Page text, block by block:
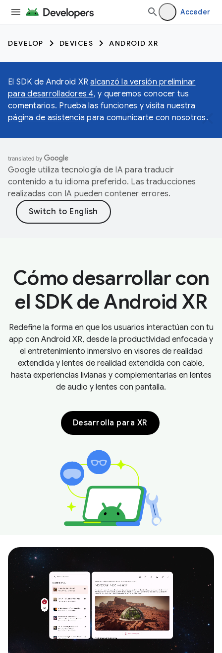
Acceder
DEVELOP DEVICES ANDROID XR
El SDK de Android XRalcanzó la versión preliminar
para desarrolladores 4, y queremos conocer tus
comentarios. Prueba las funciones y visita nuestra
página de asistencia para comunicarte con nosotros.
Google utiliza tecnología de IA para traducir
contenido a tu idioma preferido. Las traducciones
realizadas con IA pueden contener errores.
Cómo desarrollar con
el SDK de Android XR
Redefine la forma en que los usuarios interactúan con tu
app con Android XR, desde la productividad enfocada y
el entretenimiento inmersivo en visores de realidad
extendida y lentes de realidad extendida con cable,
hasta experiencias livianas y complementarias en lentes
de audio y lentes con pantalla.
Desarrolla para XR